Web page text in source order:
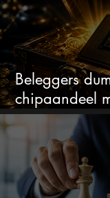
Beleggers
chipaandeel
ziet een